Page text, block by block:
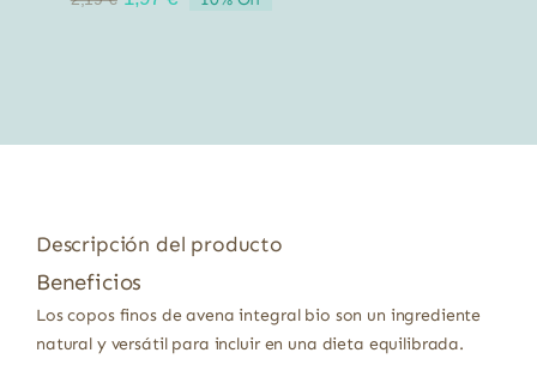
Descripción del producto
Beneficios
Los copos finos de avena integral bio son un ingrediente
natural y versátil para incluir en una dieta equilibrada.